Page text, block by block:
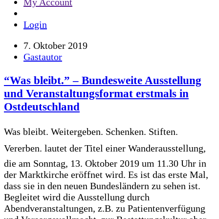
Login
7. Oktober 2019
Gastautor
“Was bleibt.” – Bundesweite Ausstellung
und Veranstaltungsformat erstmals in
Ostdeutschland
Was bleibt. Weitergeben. Schenken. Stiften.
Vererben. lautet der Titel einer Wanderausstellung,
die am Sonntag, 13. Oktober 2019 um 11.30 Uhr in
der Marktkirche eröffnet wird. Es ist das erste Mal,
dass sie in den neuen Bundesländern zu sehen ist.
Begleitet wird die Ausstellung durch
Abendveranstaltungen, z.B. zu Patientenverfügung